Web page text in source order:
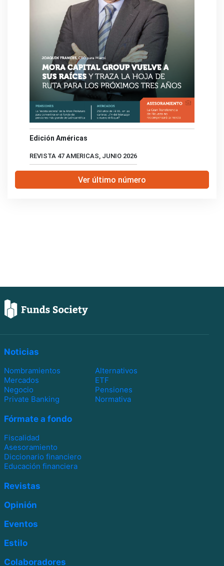
Edición Américas
REVISTA 47 AMERICAS, JUNIO 2026
Ver último número
Noticias
Nombramientos
Alternativos
Mercados
ETF
Negocio
Pensiones
Private Banking
Normativa
Fórmate a fondo
Fiscalidad
Asesoramiento
Diccionario financiero
Educación financiera
Revistas
Opinión
Eventos
Estilo
Colaboradores